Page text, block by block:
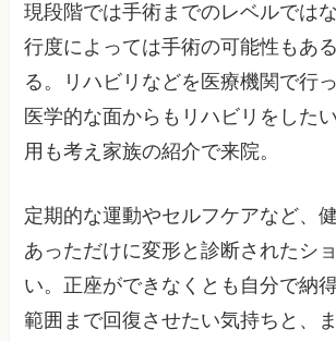
現段階では手術までのレベルでは
行度によっては手術の可能性もあ
る。リハビリなどを医療機関で行
医学的な面からもリハビリをした
用も考え家族の紹介で来院。
定期的な運動やセルフケアなど、
あっただけに変形と診断されたシ
い。正座ができなくとも自分で納
範囲まで回復させたい気持ちと、